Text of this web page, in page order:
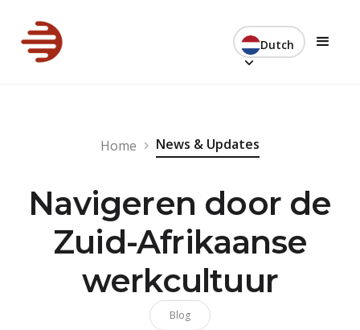
Dutch
Home News & Updates
Navigeren door de
Zuid-Afrikaanse
werkcultuur
Blog